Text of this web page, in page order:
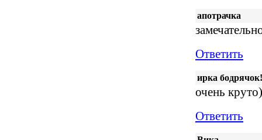
апотрачка
Ответить
ирка бодрячок!
очень
Ответить